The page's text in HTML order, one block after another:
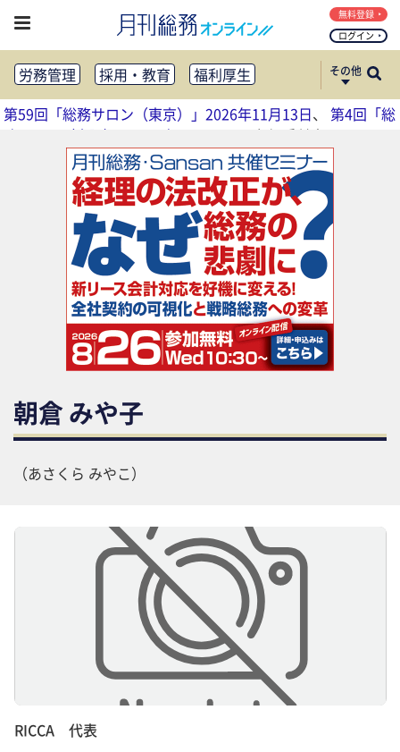
ログイン
無料登録
労務管理 採用・教育
福利厚生
健康経営
働き方改革
法務・コンプライアンス
リスクマネジメント・BCP
社外・社内広報
社外・社内コミュニケーション活性化
FM・オフィス移転
CSR・SDGs
テクノロジー活用・DX
助成金・補助金・コスト削減
アウトソーシング・BPO
調査・レポート
その他
第59回「総務サロン（東京）」2026年11月13日、 第4回「総
務サロン（大阪）」2026年11月17日
参加受付中
朝倉 みや子
（あさくら みやこ）
RICCA 代表